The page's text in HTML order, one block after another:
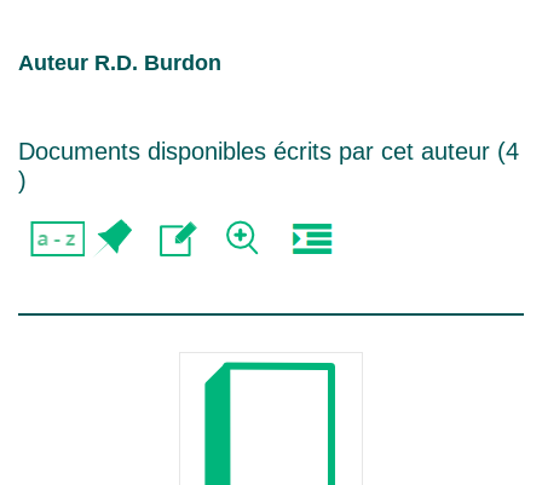
Auteur R.D. Burdon
Documents disponibles écrits par cet auteur (4
)